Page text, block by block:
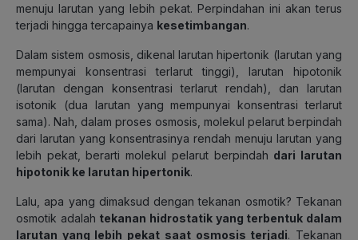
menuju larutan yang lebih pekat. Perpindahan ini akan terus
terjadi hingga tercapainya kesetimbangan.
Dalam sistem osmosis, dikenal larutan hipertonik (larutan yang
mempunyai konsentrasi terlarut tinggi), larutan hipotonik
(larutan dengan konsentrasi terlarut rendah), dan larutan
isotonik (dua larutan yang mempunyai konsentrasi terlarut
sama). Nah, dalam proses osmosis, molekul pelarut berpindah
dari larutan yang konsentrasinya rendah menuju larutan yang
lebih pekat, berarti molekul pelarut berpindah dari larutan
hipotonik ke larutan hipertonik.
Lalu, apa yang dimaksud dengan tekanan osmotik? Tekanan
osmotik adalah tekanan hidrostatik yang terbentuk dalam
larutan yang lebih pekat saat osmosis terjadi. Tekanan